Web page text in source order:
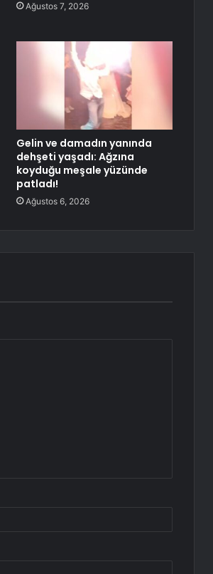
Ağustos 7, 2026
Gelin ve damadın yanında
dehşeti yaşadı: Ağzına
koyduğu meşale yüzünde
patladı!
Ağustos 6, 2026